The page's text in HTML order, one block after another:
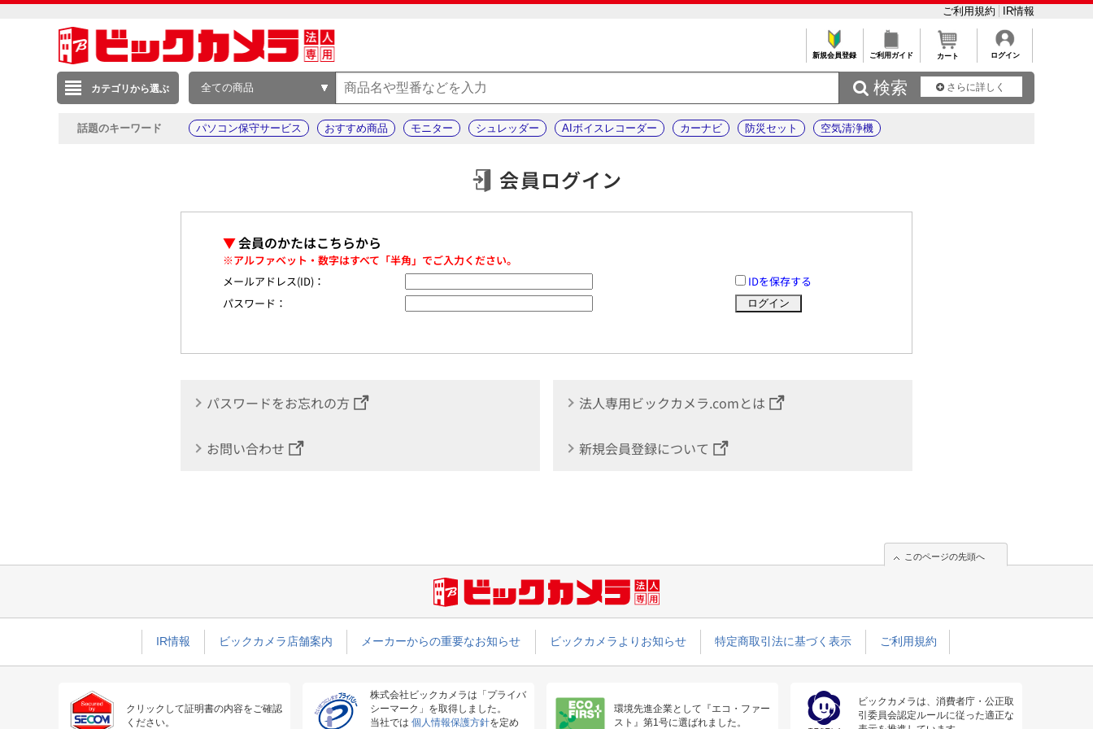
ご利用規約 IR情報
新規会員登録 ご利用ガイド カート ログイン
カテゴリから選ぶ 全ての商品  検索 さらに詳しく
話題のキーワード パソコン保守サービス おすすめ商品 モニター シュレッダー AIボイスレコーダー カーナビ 防災セット 空気清浄機
会員ログイン
▼会員のかたはこちらから
※アルファベット・数字はすべて「半角」でご入力ください。
メールアドレス(ID)：
IDを保存する
パスワード：
パスワードをお忘れの方 法人専用ビックカメラ.comとは
お問い合わせ 新規会員登録について
このページの先頭へ
IR情報 ビックカメラ店舗案内 メーカーからの重要なお知らせ ビックカメラよりお知らせ 特定商取引法に基づく表示 ご利用規約
クリックして証明書の内容をご確認
ください。
株式会社ビックカメラは「プライバ
シーマーク」を取得しました。
当社では 個人情報保護方針を定め
環境先進企業として『エコ・ファー
スト』第1号に選ばれました。
ビックカメラは、消費者庁・公正取
引委員会認定ルールに従った適正な